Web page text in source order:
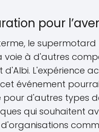
pour
le
voie à d'autres
d'Albi. L'expérience
événement
pour d'autres types
qui souhaitent